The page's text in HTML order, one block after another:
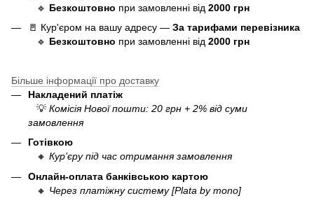
🔹 Безкоштовно при замовленні від 2000 грн
🚪 Кур'єром на вашу адресу — За тарифами перевізника
🔹 Безкоштовно при замовленні від 2000 грн
Більше інформації про доставку
Накладений платіж
💡 Комісія Нової пошти: 20 грн + 2% від суми
замовлення
Готівкою
🔸 Кур’єру під час отримання замовлення
Онлайн-оплата банківською картою
🔸 Через платіжну систему [Plata by mono]